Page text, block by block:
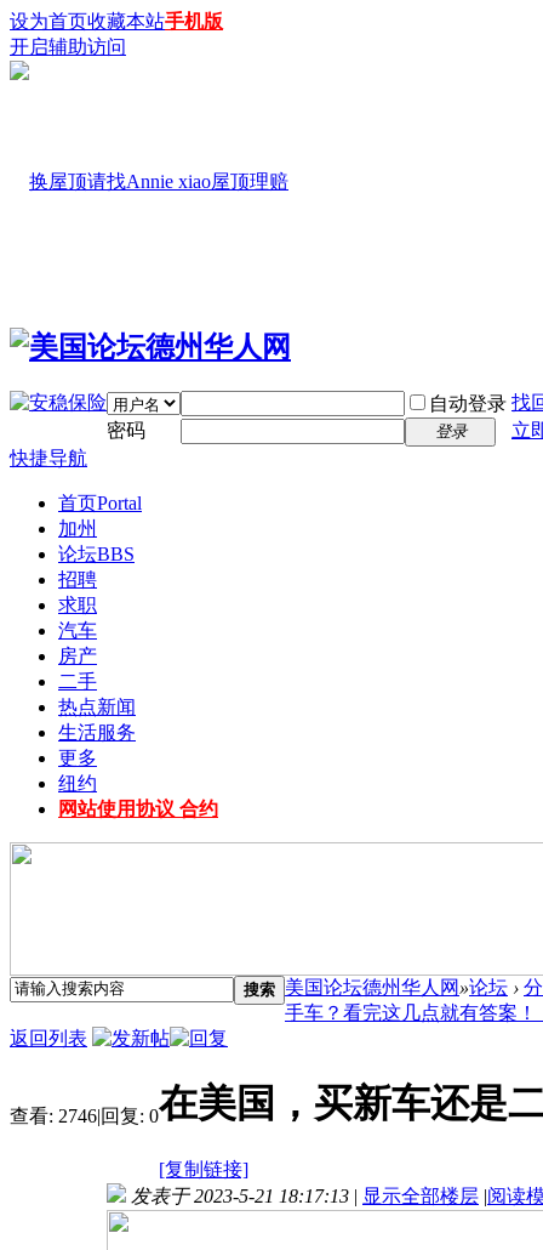
设为首页收藏本站手机版
开启辅助访问
自动登录 找
密码
登录
立
快捷导航
首页Portal
加州
论坛BBS
招聘
求职
汽车
房产
二手
热点新闻
生活服务
更多
纽约
网站使用协议 合约
搜索 美国论坛德州华人网 »论坛 ›
手车？看完这几点就有答案！
返回列表
查看: 2746|回复: 0在美国，买新车还是
[复制链接]
发表于 2023-5-21 18:17:13 | 显示全部楼层 |阅读